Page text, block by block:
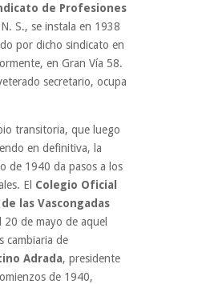
de Profesiones
S., se instala en 1938
por dicho sindicato en
en Gran Vía 58.
secretario, ocupa
transitoria, que luego
en definitiva, la
de 1940 da pasos a los
El Colegio Oficial
las Vascongadas
20 de mayo de aquel
cambiaria de
Adrada, presidente
de 1940,